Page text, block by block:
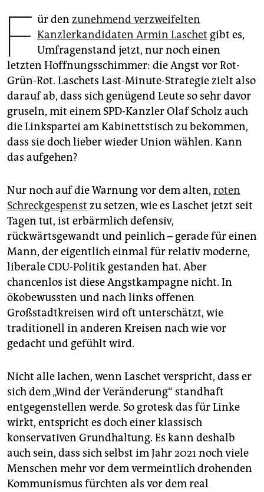
genossenschaft
epaper login
F ür den zunehmend verzweifelten
Kanzlerkandidaten Armin Laschet gibt es,
Umfragenstand jetzt, nur noch einen
letzten Hoffnungsschimmer: die Angst vor Rot-
Grün-Rot. Laschets Last-Minute-Strategie zielt also
darauf ab, dass sich genügend Leute so sehr davor
gruseln, mit einem SPD-Kanzler Olaf Scholz auch
die Linkspartei am Kabinettstisch zu bekommen,
dass sie doch lieber wieder Union wählen. Kann
das aufgehen?
Nur noch auf die Warnung vor dem alten, roten
Schreckgespenst zu setzen, wie es Laschet jetzt seit
Tagen tut, ist erbärmlich defensiv,
rückwärtsgewandt und peinlich – gerade für einen
Mann, der eigentlich einmal für relativ moderne,
liberale CDU-Politik gestanden hat. Aber
chancenlos ist diese Angstkampagne nicht. In
ökobewussten und nach links offenen
Großstadtkreisen wird oft unterschätzt, wie
traditionell in anderen Kreisen nach wie vor
gedacht und gefühlt wird.
Nicht alle lachen, wenn Laschet verspricht, dass er
sich dem „Wind der Veränderung“ standhaft
entgegenstellen werde. So grotesk das für Linke
wirkt, entspricht es doch einer klassisch
konservativen Grundhaltung. Es kann deshalb
auch sein, dass sich selbst im Jahr 2021 noch viele
Menschen mehr vor dem vermeintlich drohenden
Kommunismus fürchten als vor dem real